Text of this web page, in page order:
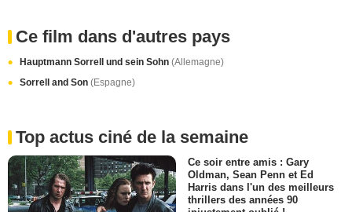
Ce film dans d'autres pays
Hauptmann Sorrell und sein Sohn (Allemagne)
Sorrell and Son (Espagne)
Top actus ciné de la semaine
Ce soir entre amis : Gary
Oldman, Sean Penn et Ed
Harris dans l'un des meilleurs
thrillers des années 90